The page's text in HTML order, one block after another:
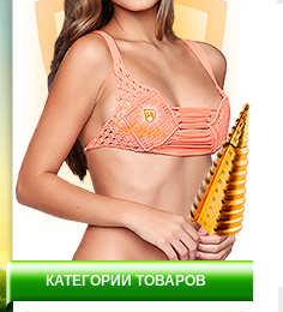
КАТЕГОРИИ ТОВАРОВ